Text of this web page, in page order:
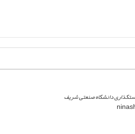
دانشگاه صنعتی شریف